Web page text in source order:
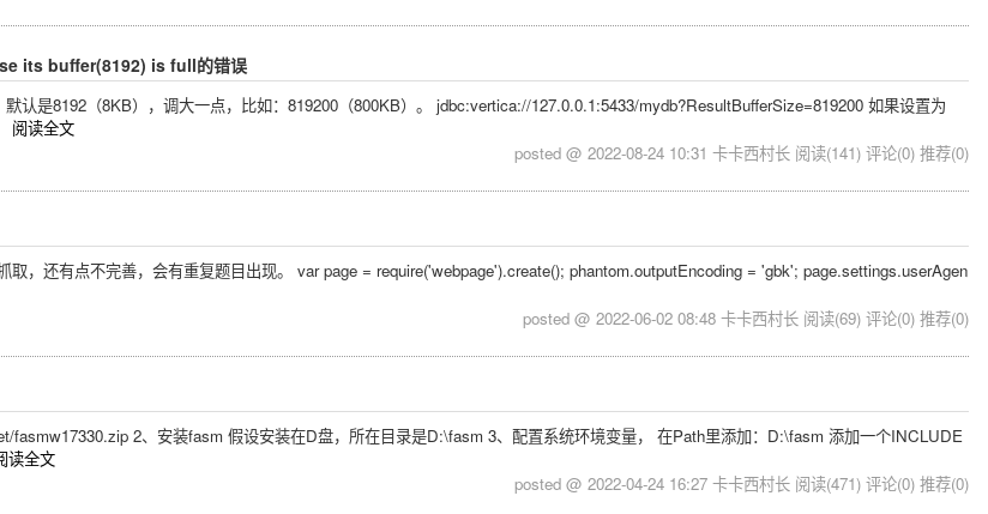
its buffer(8192) is full的错误
认是8192（8KB），调大一点，比如：819200（800KB）。 jdbc:vertica://127.0.0.1:5433/mydb?ResultBufferSize=819200 如果设置为
阅读全文
posted @ 2022-08-24 10:31 卡卡西村长 阅读(141) 评论(0) 推荐(0)
取，还有点不完善，会有重复题目出现。 var page = require('webpage').create(); phantom.outputEncoding = 'gbk'; page.settings.userAgen
posted @ 2022-06-02 08:48 卡卡西村长 阅读(69) 评论(0) 推荐(0)
fasmw17330.zip 2、安装fasm 假设安装在D盘，所在目录是D:\fasm 3、配置系统环境变量， 在Path里添加：D:\fasm 添加一个INCLUDE
读全文
posted @ 2022-04-24 16:27 卡卡西村长 阅读(471) 评论(0) 推荐(0)